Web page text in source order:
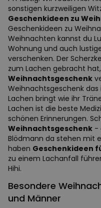
sonstigen kurzweiligen
Geschenkideen zu
Geschenkideen zu
Weihnachten kannst du
Wohnung und auch
verschenken. Der
zum Lachen gebracht
Weihnachtsgeschenk
Weihnachtsgeschenk
Lachen bringt wie ihr
Lachen ist die beste
schönen Erinnerungen.
Weihnachtsgeschenk -
Blödmann da stehen mit
haben Geschenkideen
zu einem Lachanfall
Hihi.
Besondere
und Männer